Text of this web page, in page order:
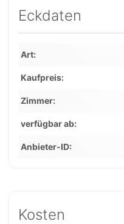
Eckdaten
Art
Kaufpreis
Zimmer
verfügbar ab
Anbieter-ID
Kosten